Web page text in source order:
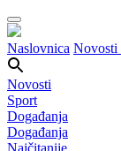
Naslovnica Novosti
Novosti
Sport
Događanja
Događanja
Najčitanije